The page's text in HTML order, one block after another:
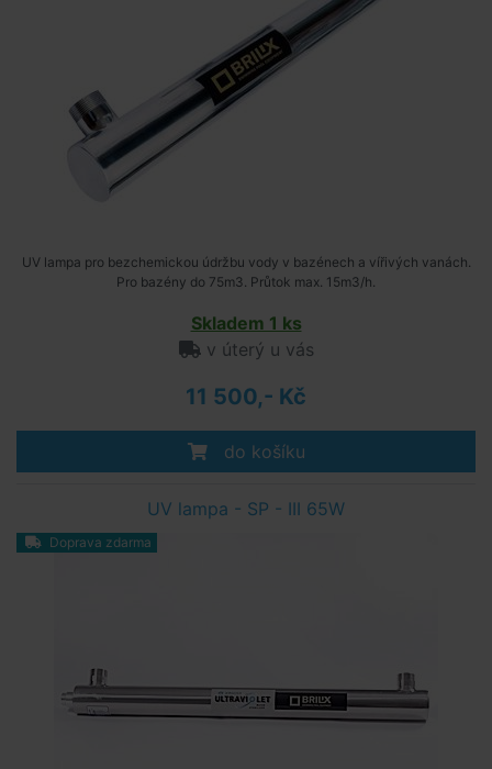
UV lampa pro bezchemickou údržbu vody v bazénech a vířivých vanách.
Pro bazény do 75m3. Průtok max. 15m3/h.
Skladem 1 ks
v úterý u vás
11 500,- Kč
do košíku
UV lampa - SP - III 65W
Doprava zdarma